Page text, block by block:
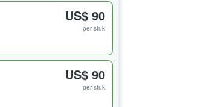
US$ 90
per stuk
US$ 90
per stuk